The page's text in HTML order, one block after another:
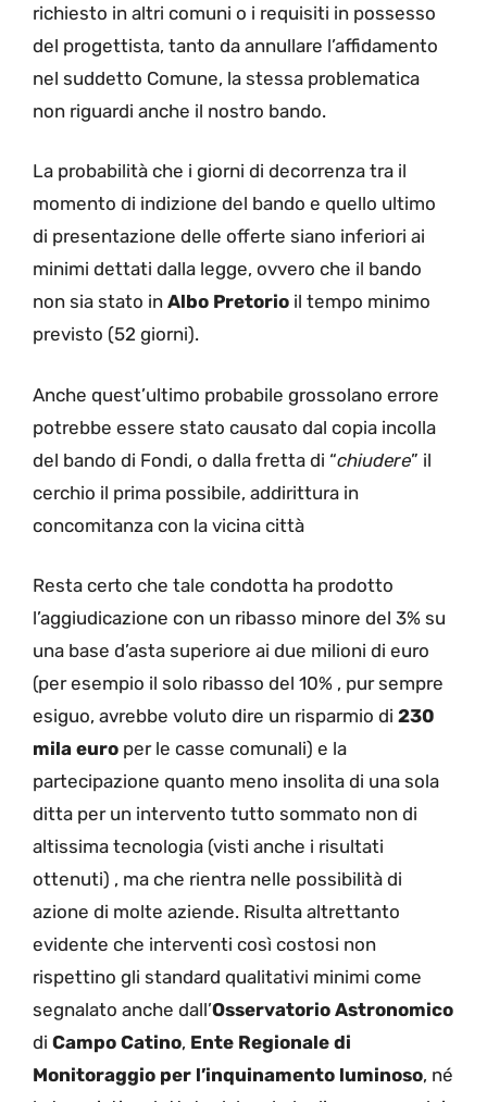
richiesto in altri comuni o i requisiti in possesso
del progettista, tanto da annullare l’affidamento
nel suddetto Comune, la stessa problematica
non riguardi anche il nostro bando.
La probabilità che i giorni di decorrenza tra il
momento di indizione del bando e quello ultimo
di presentazione delle offerte siano inferiori ai
minimi dettati dalla legge, ovvero che il bando
non sia stato in Albo Pretorio il tempo minimo
previsto (52 giorni).
Anche quest’ultimo probabile grossolano errore
potrebbe essere stato causato dal copia incolla
del bando di Fondi, o dalla fretta di “chiudere” il
cerchio il prima possibile, addirittura in
concomitanza con la vicina città
Resta certo che tale condotta ha prodotto
l’aggiudicazione con un ribasso minore del 3% su
una base d’asta superiore ai due milioni di euro
(per esempio il solo ribasso del 10% , pur sempre
esiguo, avrebbe voluto dire un risparmio di 230
mila euro per le casse comunali) e la
partecipazione quanto meno insolita di una sola
ditta per un intervento tutto sommato non di
altissima tecnologia (visti anche i risultati
ottenuti) , ma che rientra nelle possibilità di
azione di molte aziende. Risulta altrettanto
evidente che interventi così costosi non
rispettino gli standard qualitativi minimi come
segnalato anche dall’Osservatorio Astronomico
di Campo Catino, Ente Regionale di
Monitoraggio per l’inquinamento luminoso, né